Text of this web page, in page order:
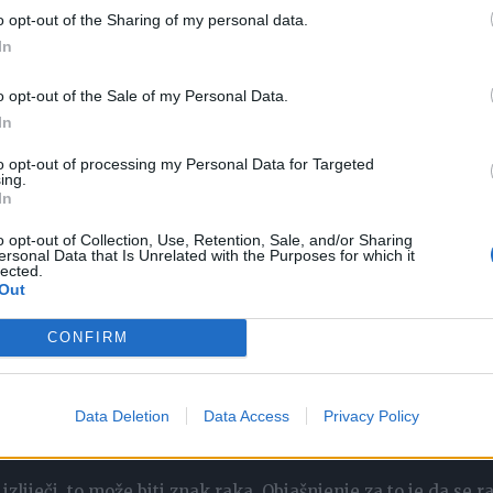
opt-out of the Sharing of my personal data.
opt-out of the Sale of my Personal Data.
opt-out of processing my Personal Data for Targeted
opt-out of Collection, Use, Retention, Sale, and/or Sharing
Data that Is Unrelated with the Purposes for which it
CONFIRM
Data Deletion Data Access Privacy Policy
napreduju, što pak uzrokuje svrbež kože, crvenilo,
pjene, k.vi, mirisa i boja može ukazivati na rak i traži
Stoga, ako primjetite bilo kakve promjene u svom